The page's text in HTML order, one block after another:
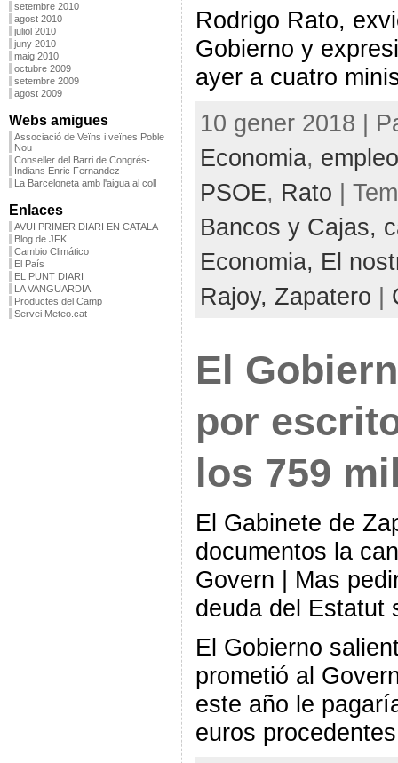
setembre 2010
agost 2010
juliol 2010
juny 2010
maig 2010
octubre 2009
setembre 2009
agost 2009
Webs amigues
Associació de Veïns i veïnes Poble
Nou
Conseller del Barri de Congrés-
Indians Enric Fernandez-
La Barceloneta amb l'aigua al coll
Enlaces
AVUI PRIMER DIARI EN CATALA
Blog de JFK
Cambio Climático
El País
EL PUNT DIARI
LA VANGUARDIA
Productes del Camp
Servei Meteo.cat
Rodrigo Rato,
Gobierno y
ayer a cuatro
10 gener 2018 |
Economia, empleo
PSOE, Rato |
Bancos y Cajas,
Economia, El
Rajoy, Zapatero |
El
por
los 759
El Gabinete de
documentos la
Govern | Mas
deuda del Estatut
El Gobierno
prometió al
este año le
euros